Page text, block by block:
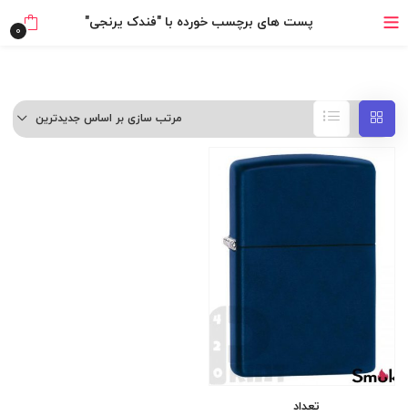
خرید قسطی با ترب‌پی
پست های برچسب خورده با "فندک یرنجی" 0
مرتب سازی بر اساس جدیدترین
تعداد